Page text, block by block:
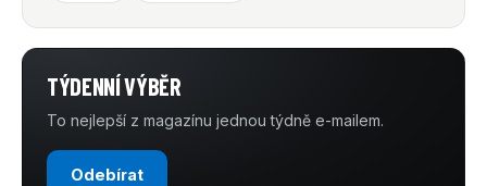
TÝDENNÍ VÝBĚR
To nejlepší z magazínu jednou týdně e-mailem.
Odebírat